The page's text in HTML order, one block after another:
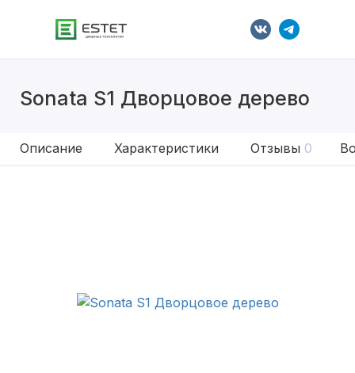
Sonata S1 Дворцовое дерево
Описание Характеристики Отзывы 0